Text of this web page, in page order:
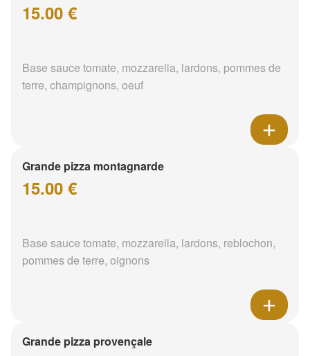
15.00 €
Base sauce tomate, mozzarella, lardons, pommes de
terre, champignons, oeuf
Grande pizza montagnarde
15.00 €
Base sauce tomate, mozzarella, lardons, reblochon,
pommes de terre, oignons
Grande pizza provençale